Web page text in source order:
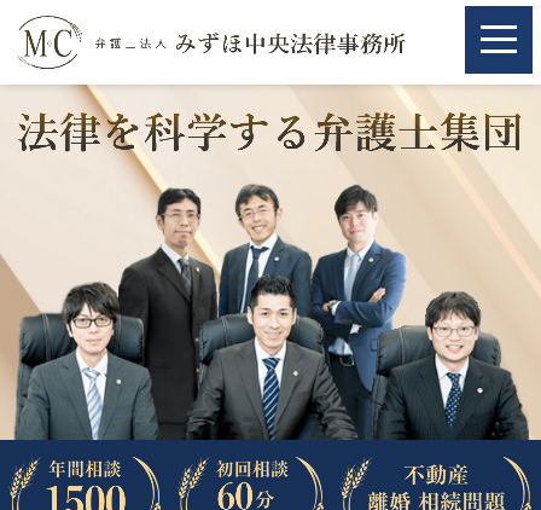
ホーム
相続・遺言
離婚（夫婦間トラブル）
企業法務
労働問題（解雇，残業等）
刑事弁護
ホーム
相続・遺言
離婚（夫婦間トラブル）
企業法務
労働問題（解雇，残業等）
刑事弁護